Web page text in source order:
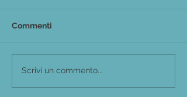
Commenti
Scrivi un commento...